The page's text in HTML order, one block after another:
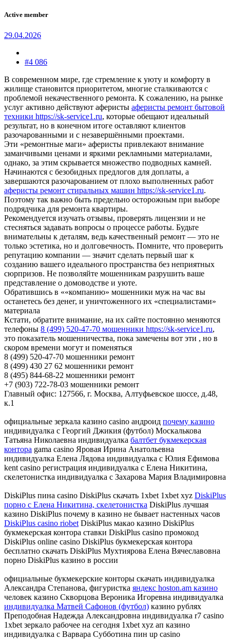
Active member
29.04.2026
#4 086
В современном мире, где стремление к уюту и комфорту в
жилище становится приоритетом, многие сталкиваются с
проблемой некачественного ремонта. К сожалению, на рынке
услуг активно действуют аферисты аферисты ремонт бытовой
техники https://sk-service1.ru, которые обещают идеальный
результат, но в конечном итоге оставляют клиентов
разочарованными и с незавершёнными проектами.
Эти «ремонтные маги» аферисты привлекают внимание
заманчивыми ценами и яркими рекламными материалами,
однако, за этим скрывается множество подводных камней.
Начинаются с безобидных предлогов для доплаты, а
завершаются разочарованием от плохо выполненных работ
аферисты ремонт стиральных машин https://sk-service1.ru.
Поэтому так важно быть предельно осторожным при выборе
подрядчика для ремонта квартиры.
Рекомендуется изучать отзывы, проверять лицензии и не
стесняться задавать вопросы о процессе работы. Будьте
внимательны к деталям, ведь качественный ремонт — это не
только эстетика, но и долговечность. Помните, что проверить
репутацию компании — значит сделать первый шаг к
созданию вашего идеального пространства без неприятных
сюрпризов. Не позволяйте мошенникам разрушить ваше
представление о домоводстве и уюте.
Обратившись в ««компанию» мошенники муж на час вы
останетесь без денег, и уничтоженного их «специалистами»
материала
Кстати, обратите внимание, на их сайте постоянно меняются
телефоны 8 (499) 520-47-70 мошенники https://sk-service1.ru,
это показатель мошенничества, пока замечены вот эти , но в
скором времени могут и поменяться
8 (499) 520-47-70 мошенники ремонт
8 (499) 430 27 62 мошенники ремонт
8 (495) 844-68-22 мошенники ремонт
+7 (903) 722-78-03 мошенники ремонт
Главный офис: 127566, г. Москва, Алтуфьевское шоссе, д.48,
к.1
официальные зеркала казино casino андроид почему казино
индивидуалка с Георгий Джикия (футбол) Москалькова
Татьяна Николаевна индивидуалка балтбет букмекерская
контора gama casino Яровая Ирина Анатольевна
индивидуалка Елена Лядова индивидуалка с Юлия Ефимова
kent casino регистрация индивидуалка с Елена Никитина,
скелетонистка индивидуалка с Захарова Мария Владимировна
DiskiPlus пина casino DiskiPlus скачать 1xbet 1xbet xyz DiskiPlus
порно с Елена Никитина, скелетонистка DiskiPlus лучшая
казино DiskiPlus почему в казино не бывает настенных часов
DiskiPlus casino riobet DiskiPlus макао казино DiskiPlus
букмекерская контора ставки DiskiPlus casino промокод
DiskiPlus online casino DiskiPlus букмекерская контора
бесплатно скачать DiskiPlus Мухтиярова Елена Вячеславовна
порно DiskiPlus казино в россии
официальные букмекерские конторы скачать индивидуалка
Александра Степанова, фигуристка яндекс hoston.am казино
человек казино Скворцова Вероника Игоревна индивидуалка
индивидуалка Матвей Сафонов (футбол) казино рублях
Преподобная Надежда Александровна индивидуалка r7 casino
1xbet зеркало рабочее на сегодня 1xbet xyz ап казино
индивидуалка с Варвара Субботина пин up casino